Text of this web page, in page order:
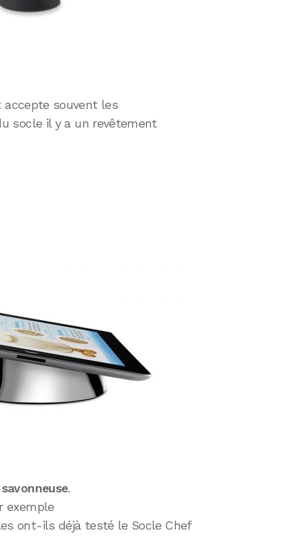
accepte souvent les
socle il y a un revêtement
.
exemple
ont-ils déjà testé le Socle Chef